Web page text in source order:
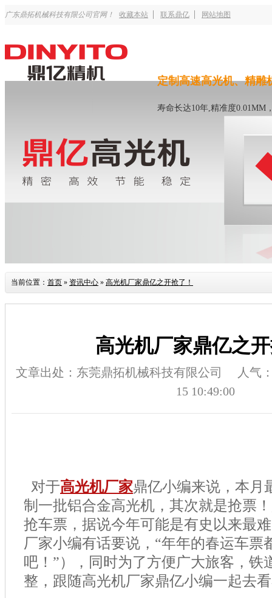
广东鼎拓机械科技有限公司官网！ 收藏本站 联系鼎亿 网站地图
定制高速高光机、精雕
寿命长达10年,精准度0.01MM
当前位置： 首页 » 资讯中心 » 高光机厂家鼎亿之开抢了！
高光机厂家鼎亿之
文章出处：东莞鼎拓机械科技有限公司
人气
15 10:49:00
对于高光机厂家鼎亿小编来说，本月
制一批铝合金高光机，其次就是抢票
抢车票，据说今年可能是有史以来最
厂家小编有话要说，“年年的春运车票
吧！”），同时为了方便广大旅客，铁
整，跟随高光机厂家鼎亿小编一起去